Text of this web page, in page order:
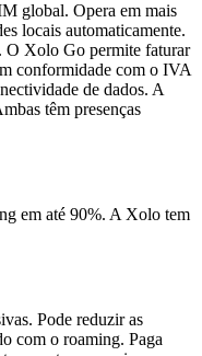
global. Opera em mais
locais automaticamente.
O Xolo Go permite faturar
conformidade com o IVA
de dados. A
têm presenças
em até 90%. A Xolo tem
Pode reduzir as
com o roaming. Paga